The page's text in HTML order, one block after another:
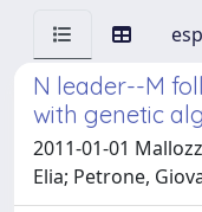
N leader--M
with genetic
2011-01-01
Elia; Petrone,